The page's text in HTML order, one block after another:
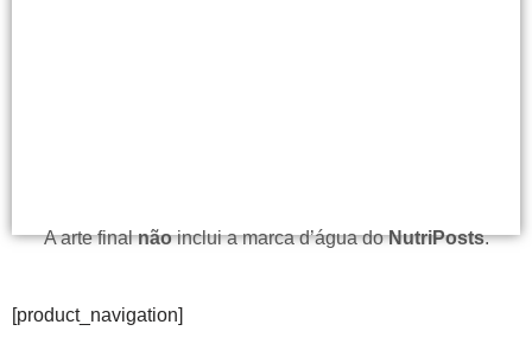
A arte finalnãoinclui a marca d’água doNutriPosts.
[product_navigation]